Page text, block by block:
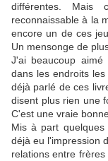
différentes.
reconnaissable à la
encore un de ces
Un mensonge de
J'ai beaucoup
dans les endroits
déjà parlé de ces
disent plus rien une
C'est une vraie
Mis à part
déjà eu l'impression
relations entre